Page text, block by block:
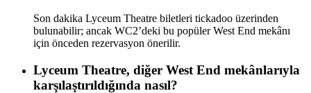
Son dakika Lyceum Theatre biletleri tickadoo üzerinden
bulunabilir; ancak WC2’deki bu popüler West End mekânı
için önceden rezervasyon önerilir.
Lyceum Theatre, diğer West End mekânlarıyla
karşılaştırıldığında nasıl?